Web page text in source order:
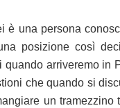
è una persona
posizione così
quando arriveremo in
che quando si
un